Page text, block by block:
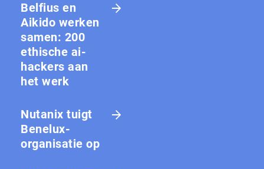
Belfius en
Aikido werken
samen: 200
ethische ai-
hackers aan
het werk
Nutanix tuigt
Benelux-
organisatie op